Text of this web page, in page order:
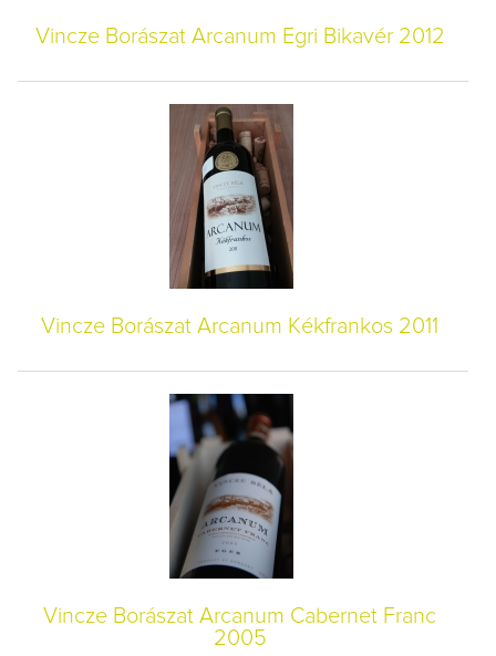
Vincze Borászat Arcanum Egri Bikavér 2012
Vincze Borászat Arcanum Kékfrankos 2011
Vincze Borászat Arcanum Cabernet Franc
2005